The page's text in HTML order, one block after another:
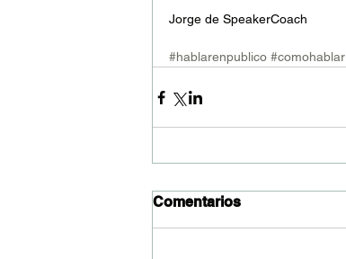
Jorge de SpeakerCoach
#hablarenpublico #comohablar
Comentarios